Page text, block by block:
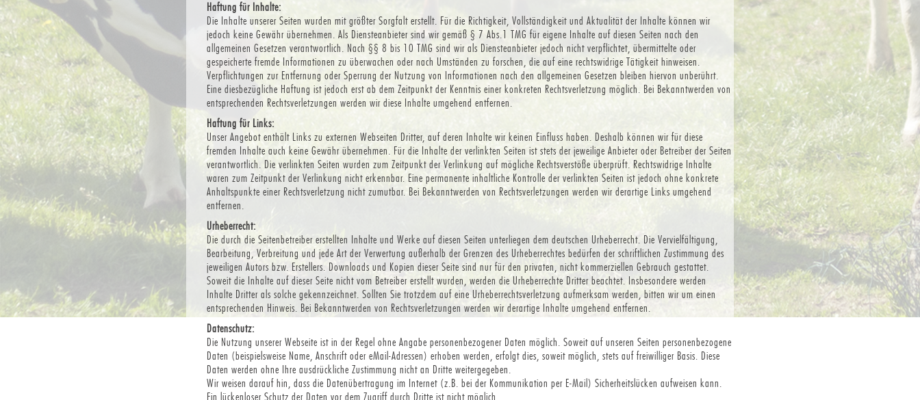
Haftung für Inhalte:
Die Inhalte unserer Seiten wurden mit größter Sorgfalt erstellt. Für die Richtigkeit, Vollständigkeit und Aktualität der Inhalte können wir
jedoch keine Gewähr übernehmen. Als Diensteanbieter sind wir gemäß § 7 Abs.1 TMG für eigene Inhalte auf diesen Seiten nach den
allgemeinen Gesetzen verantwortlich. Nach §§ 8 bis 10 TMG sind wir als Diensteanbieter jedoch nicht verpflichtet, übermittelte oder
gespeicherte fremde Informationen zu überwachen oder nach Umständen zu forschen, die auf eine rechtswidrige Tätigkeit hinweisen.
Verpflichtungen zur Entfernung oder Sperrung der Nutzung von Informationen nach den allgemeinen Gesetzen bleiben hiervon unberührt.
Eine diesbezügliche Haftung ist jedoch erst ab dem Zeitpunkt der Kenntnis einer konkreten Rechtsverletzung möglich. Bei Bekanntwerden von
entsprechenden Rechtsverletzungen werden wir diese Inhalte umgehend entfernen.
Haftung für Links:
Unser Angebot enthält Links zu externen Webseiten Dritter, auf deren Inhalte wir keinen Einfluss haben. Deshalb können wir für diese
fremden Inhalte auch keine Gewähr übernehmen. Für die Inhalte der verlinkten Seiten ist stets der jeweilige Anbieter oder Betreiber der Seiten
verantwortlich. Die verlinkten Seiten wurden zum Zeitpunkt der Verlinkung auf mögliche Rechtsverstöße überprüft. Rechtswidrige Inhalte
waren zum Zeitpunkt der Verlinkung nicht erkennbar. Eine permanente inhaltliche Kontrolle der verlinkten Seiten ist jedoch ohne konkrete
Anhaltspunkte einer Rechtsverletzung nicht zumutbar. Bei Bekanntwerden von Rechtsverletzungen werden wir derartige Links umgehend
entfernen.
Urheberrecht:
Die durch die Seitenbetreiber erstellten Inhalte und Werke auf diesen Seiten unterliegen dem deutschen Urheberrecht. Die Vervielfältigung,
Bearbeitung, Verbreitung und jede Art der Verwertung außerhalb der Grenzen des Urheberrechtes bedürfen der schriftlichen Zustimmung des
jeweiligen Autors bzw. Erstellers. Downloads und Kopien dieser Seite sind nur für den privaten, nicht kommerziellen Gebrauch gestattet.
Soweit die Inhalte auf dieser Seite nicht vom Betreiber erstellt wurden, werden die Urheberrechte Dritter beachtet. Insbesondere werden
Inhalte Dritter als solche gekennzeichnet. Sollten Sie trotzdem auf eine Urheberrechtsverletzung aufmerksam werden, bitten wir um einen
entsprechenden Hinweis. Bei Bekanntwerden von Rechtsverletzungen werden wir derartige Inhalte umgehend entfernen.
Datenschutz:
Die Nutzung unserer Webseite ist in der Regel ohne Angabe personenbezogener Daten möglich. Soweit auf unseren Seiten personenbezogene
Daten (beispielsweise Name, Anschrift oder eMail-Adressen) erhoben werden, erfolgt dies, soweit möglich, stets auf freiwilliger Basis. Diese
Daten werden ohne Ihre ausdrückliche Zustimmung nicht an Dritte weitergegeben.
Wir weisen darauf hin, dass die Datenübertragung im Internet (z.B. bei der Kommunikation per E-Mail) Sicherheitslücken aufweisen kann.
Ein lückenloser Schutz der Daten vor dem Zugriff durch Dritte ist nicht möglich.